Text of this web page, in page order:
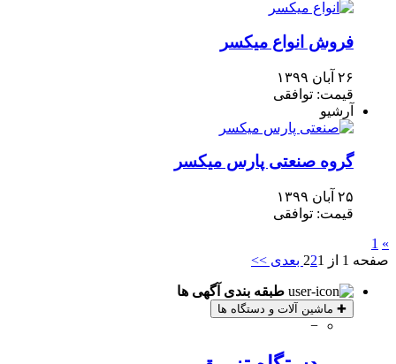
فروش انواع میکسر
۲۶ آبان ۱۳۹۹
قیمت: توافقی
آرشیو
گروه صنعتی پارس میکسر
۲۵ آبان ۱۳۹۹
قیمت: توافقی
»
1
صفحه 1 از 2
21 بعدی >>
طبقه بندی آگهی ها
✚ ماشین آلات و دستگاه ها
−